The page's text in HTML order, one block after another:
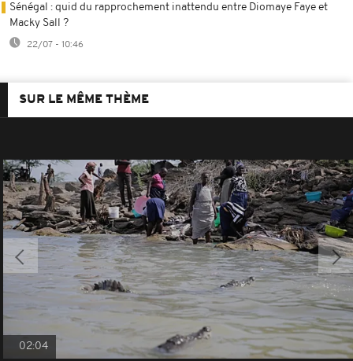
Sénégal : quid du rapprochement inattendu entre Diomaye Faye et
Macky Sall ?
22/07 - 10:46
SUR LE MÊME THÈME
02:04